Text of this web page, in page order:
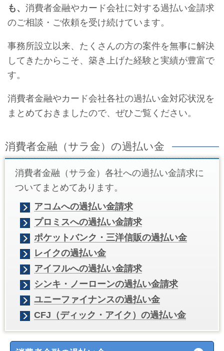
も、 消費者金融やカード会社に対する過払い金請求
のご相談・ご依頼を受け続けています。
事務所設立以来、たくさんの方の案件を無事に解決
してきたからこそ、築き上げた経験と実績が豊富で
す。
消費者金融やカード会社各社の過払い金対応状況を
まとめておきましたので、ぜひご覧ください。
消費者金融（サラ金）の過払い金
消費者金融（サラ金）各社への過払い金請求に
ついてまとめてあります。
アコムへの過払い金請求
プロミスへの過払い金請求
ポケットバンク・三洋信販の過払い金
レイクの過払い金
アイフルへの過払い金請求
シンキ・ノーローンの過払い金請求
ユニーファイナンスの過払い金
CFJ（ディック・アイク）の過払い金